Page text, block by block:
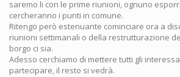
saremo li con le prime riunioni, ognuno
cercheranno i punti in comune.
Ritengo però estenuante cominciare ora a
riunioni settimanali o della restrutturazione
borgo ci sia.
Adesso cerchiamo di mettere tutti gli
partecipare, il resto si vedrà.